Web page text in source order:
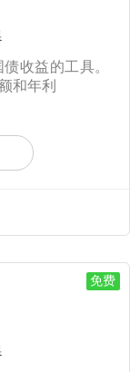
收益的工具。
和年利
免费